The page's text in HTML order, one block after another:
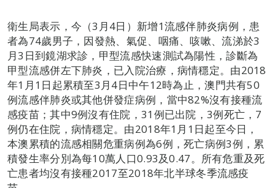
衛生局表示，今（3月4日）新增1流感伴肺炎病例，患
者為74歲男子，因發熱、氣促、咽痛、咳嗽、流涕於3
月3日到鏡湖求診，甲型流感快速測試為陽性，診斷為
甲型流感併左下肺炎，已入院治療，病情穩定。由2018
年1月1日起累積至3月4日中午12時為止，澳門共有50
例流感伴肺炎或其他併發症病例，當中82%沒有接種流
感疫苗；其中9例沒有住院，31例已出院，3例死亡，7
例仍在住院，病情穩定。由2018年1月1日起至今日，
本澳累積的流感相關危重病例為6例，死亡病例3例，累
積發生率分別為每10萬人口0.93及0.47。所有危重及死
亡患者均沒有接種2017至2018年北半球冬季流感疫